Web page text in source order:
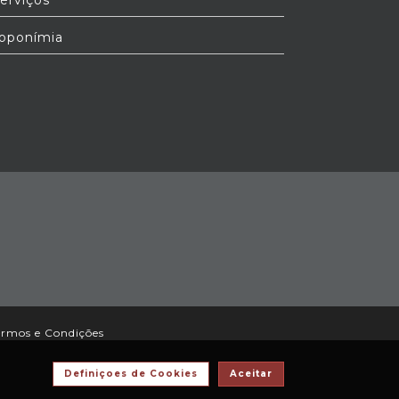
e Condições
Aceitar
Definiçoes de Cookies